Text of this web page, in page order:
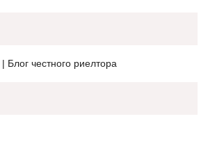
Блог честного риелтора